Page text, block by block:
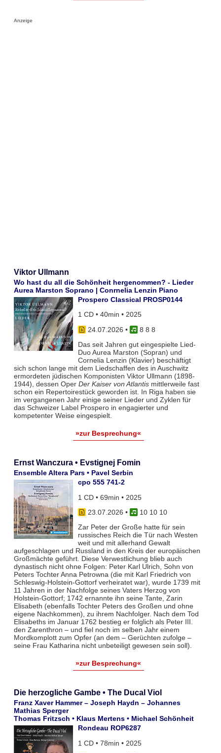
Anzeige
Viktor Ullmann
Wo hast du all die Schönheit hergenommen? - Lieder
Aurea Marston Soprano | Conrnelia Lenzin Piano
Prospero Classical PROSP0144
1 CD • 40min • 2025
24.07.2026 •
8 8 8
Das seit Jahren gut eingespielte Lied-
Duo Aurea Marston (Sopran) und
Cornelia Lenzin (Klavier) beschäftigt
sich schon lange mit dem Liedschaffen des in Auschwitz
ermordeten jüdischen Komponisten Viktor Ullmann (1898-
1944), dessen Oper Der Kaiser von Atlantismittlerweile fast
schon ein Repertoirestück geworden ist. In Riga haben sie
im vergangenen Jahr einige seiner Lieder und Zyklen für
das Schweizer Label Prospero in engagierter und
kompetenter Weise eingespielt.
»zur Besprechung«
Ernst Wanczura • Evstignej Fomin
Ensemble Altera Pars • Pavel Serbin
cpo 555 741-2
1 CD • 69min • 2025
23.07.2026 •
10 10 10
Zar Peter der Große hatte für sein
russisches Reich die Tür nach Westen
weit und mit allerhand Gewalt
aufgeschlagen und Russland in den Kreis der europäischen
Großmächte geführt. Diese Verwestlichung blieb auch
dynastisch nicht ohne Folgen: Peter Karl Ulrich, Sohn von
Peters Tochter Anna Petrowna (die mit Karl Friedrich von
Schleswig-Holstein-Gottorf verheiratet war), wurde 1739 mit
11 Jahren in der Nachfolge seines Vaters Herzog von
Holstein-Gottorf; 1742 ernannte ihn seine Tante, Zarin
Elisabeth (ebenfalls Tochter Peters des Großen und ohne
eigene Nachkommen), zu ihrem Nachfolger. Nach dem Tod
Elisabeths im Januar 1762 bestieg er folglich als Peter III.
den Zarenthron – und fiel noch im selben Jahr einem
Mordkomplott zum Opfer (an dem – Gerüchten zufolge –
seine Frau Katharina nicht unbeteiligt gewesen sein soll).
»zur Besprechung«
Die herzogliche Gambe • The Ducal Viol
Franz Xaver Hammer – Joseph Haydn – Johannes
Mathias Sperger
Thomas Fritzsch • Klaus Mertens • Michael Schönheit
Rondeau ROP6287
1 CD • 78min • 2025